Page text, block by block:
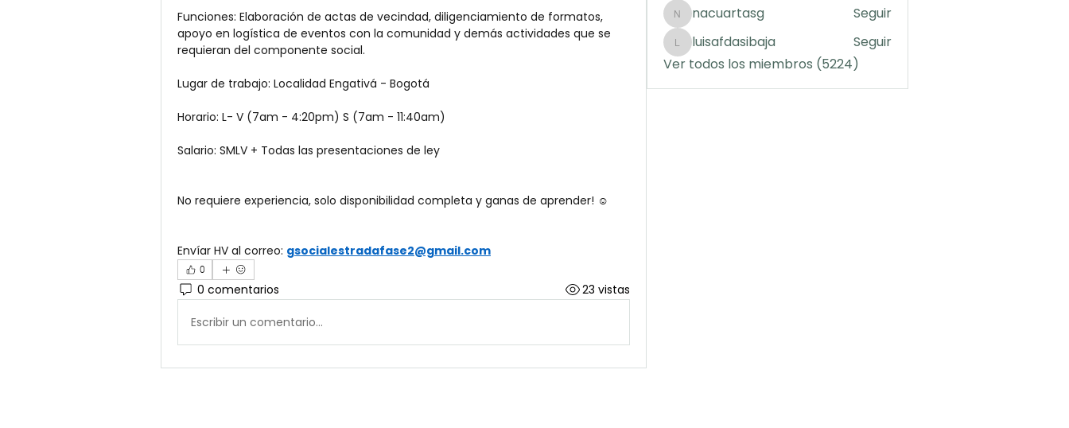
Funciones: Elaboración de actas de vecindad, diligenciamiento de formatos,
apoyo en logística de eventos con la comunidad y demás actividades que se
requieran del componente social.
Lugar de trabajo: Localidad Engativá - Bogotá
Horario: L- V (7am - 4:20pm) S (7am - 11:40am)
Salario: SMLV + Todas las presentaciones de ley
No requiere experiencia, solo disponibilidad completa y ganas de aprender! ☺️
Envíar HV al correo: gsocialestradafase2@gmail.com
0
0 comentarios 23 vistas
Escribir un comentario...
nacuartasg
nacuartasg Seguir
luisafdasibaja
luisafdasibaja
Seguir
Ver todos los miembros (5224)